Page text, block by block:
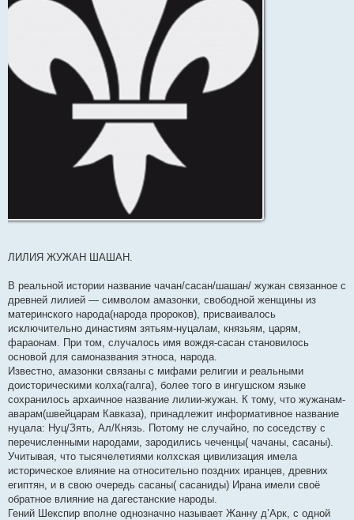
ЛИЛИЯ ЖУЖАН ШАШАН.
В реальной истории название чачан/сасан/шашан/ жужан связанное с
древней лилией — символом амазонки, свободной женщины из
материнского народа(народа пророков), присваивалось
исключительно династиям зятьям-нуцалам, князьям, царям,
фараонам. При том, случалось имя вождя-сасан становилось
основой для самоназвания этноса, народа.
Известно, амазонки связаны с мифами религии и реальными
доисторическими колха(галга), более того в ингушском языке
сохранилось архаичное название лилии-жужан. К тому, что жужанам-
аварам(швейцарам Кавказа), принадлежит информативное название
нуцала: Нуц/Зять, Ал/Князь. Потому не случайно, по соседству с
перечисленными народами, зародились чеченцы( чачаны, сасаны).
Учитывая, что тысячелетиями колхская цивилизация имела
историческое влияние на относительно поздних иранцев, древних
египтян, и в свою очередь сасаны( сасаниды) Ирана имели своё
обратное влияние на дагестанские народы.
Гений Шекспир вполне однозначно называет Жанну д’Арк, с одной